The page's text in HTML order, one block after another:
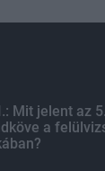
Mit jelent az
a